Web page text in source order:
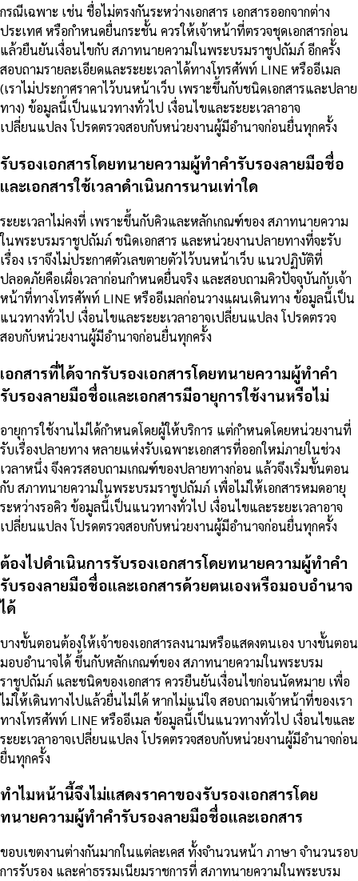
กรณีเฉพาะ เช่น ชื่อไม่ตรงกันระหว่างเอกสาร เอกสารออกจากต่าง
ประเทศ หรือกำหนดยื่นกระชั้น ควรให้เจ้าหน้าที่ตรวจชุดเอกสารก่อน
แล้วยืนยันเงื่อนไขกับ สภาทนายความในพระบรมราชูปถัมภ์ อีกครั้ง
สอบถามรายละเอียดและระยะเวลาได้ทางโทรศัพท์ LINE หรืออีเมล
(เราไม่ประกาศราคาไว้บนหน้าเว็บ เพราะขึ้นกับชนิดเอกสารและปลาย
ทาง) ข้อมูลนี้เป็นแนวทางทั่วไป เงื่อนไขและระยะเวลาอาจ
เปลี่ยนแปลง โปรดตรวจสอบกับหน่วยงานผู้มีอำนาจก่อนยื่นทุกครั้ง
รับรองเอกสารโดยทนายความผู้ทำคำรับรองลายมือชื่อ
และเอกสารใช้เวลาดำเนินการนานเท่าใด
ระยะเวลาไม่คงที่ เพราะขึ้นกับคิวและหลักเกณฑ์ของ สภาทนายความ
ในพระบรมราชูปถัมภ์ ชนิดเอกสาร และหน่วยงานปลายทางที่จะรับ
เรื่อง เราจึงไม่ประกาศตัวเลขตายตัวไว้บนหน้าเว็บ แนวปฏิบัติที่
ปลอดภัยคือเผื่อเวลาก่อนกำหนดยื่นจริง และสอบถามคิวปัจจุบันกับเจ้า
หน้าที่ทางโทรศัพท์ LINE หรืออีเมลก่อนวางแผนเดินทาง ข้อมูลนี้เป็น
แนวทางทั่วไป เงื่อนไขและระยะเวลาอาจเปลี่ยนแปลง โปรดตรวจ
สอบกับหน่วยงานผู้มีอำนาจก่อนยื่นทุกครั้ง
เอกสารที่ได้จากรับรองเอกสารโดยทนายความผู้ทำคำ
รับรองลายมือชื่อและเอกสารมีอายุการใช้งานหรือไม่
อายุการใช้งานไม่ได้กำหนดโดยผู้ให้บริการ แต่กำหนดโดยหน่วยงานที่
รับเรื่องปลายทาง หลายแห่งรับเฉพาะเอกสารที่ออกใหม่ภายในช่วง
เวลาหนึ่ง จึงควรสอบถามเกณฑ์ของปลายทางก่อน แล้วจึงเริ่มขั้นตอน
กับ สภาทนายความในพระบรมราชูปถัมภ์ เพื่อไม่ให้เอกสารหมดอายุ
ระหว่างรอคิว ข้อมูลนี้เป็นแนวทางทั่วไป เงื่อนไขและระยะเวลาอาจ
เปลี่ยนแปลง โปรดตรวจสอบกับหน่วยงานผู้มีอำนาจก่อนยื่นทุกครั้ง
ต้องไปดำเนินการรับรองเอกสารโดยทนายความผู้ทำคำ
รับรองลายมือชื่อและเอกสารด้วยตนเองหรือมอบอำนาจ
ได้
บางขั้นตอนต้องให้เจ้าของเอกสารลงนามหรือแสดงตนเอง บางขั้นตอน
มอบอำนาจได้ ขึ้นกับหลักเกณฑ์ของ สภาทนายความในพระบรม
ราชูปถัมภ์ และชนิดของเอกสาร ควรยืนยันเงื่อนไขก่อนนัดหมาย เพื่อ
ไม่ให้เดินทางไปแล้วยื่นไม่ได้ หากไม่แน่ใจ สอบถามเจ้าหน้าที่ของเรา
ทางโทรศัพท์ LINE หรืออีเมล ข้อมูลนี้เป็นแนวทางทั่วไป เงื่อนไขและ
ระยะเวลาอาจเปลี่ยนแปลง โปรดตรวจสอบกับหน่วยงานผู้มีอำนาจก่อน
ยื่นทุกครั้ง
ทำไมหน้านี้จึงไม่แสดงราคาของรับรองเอกสารโดย
ทนายความผู้ทำคำรับรองลายมือชื่อและเอกสาร
ขอบเขตงานต่างกันมากในแต่ละเคส ทั้งจำนวนหน้า ภาษา จำนวนรอบ
การรับรอง และค่าธรรมเนียมราชการที่ สภาทนายความในพระบรม